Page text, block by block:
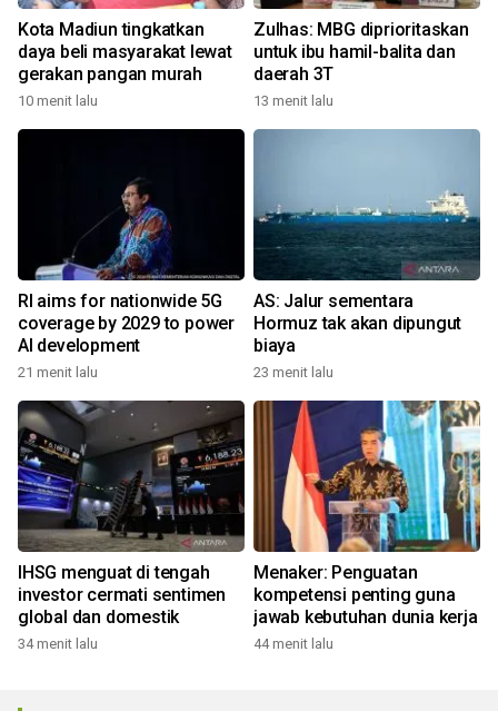
Kota Madiun tingkatkan
daya beli masyarakat lewat
gerakan pangan murah
10 menit lalu
Zulhas: MBG diprioritaskan
untuk ibu hamil-balita dan
daerah 3T
13 menit lalu
RI aims for nationwide 5G
coverage by 2029 to power
AI development
21 menit lalu
AS: Jalur sementara
Hormuz tak akan dipungut
biaya
23 menit lalu
IHSG menguat di tengah
investor cermati sentimen
global dan domestik
34 menit lalu
Menaker: Penguatan
kompetensi penting guna
jawab kebutuhan dunia kerja
44 menit lalu